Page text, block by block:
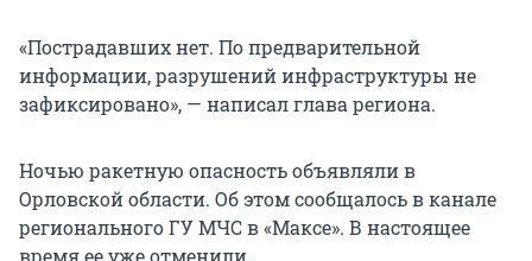
«Пострадавших нет. По предварительной
информации, разрушений инфраструктуры не
зафиксировано», — написал глава региона.
Ночью ракетную опасность объявляли в
Орловской области. Об этом сообщалось в канале
регионального ГУ МЧС в «Максе». В настоящее
время ее уже отменили.